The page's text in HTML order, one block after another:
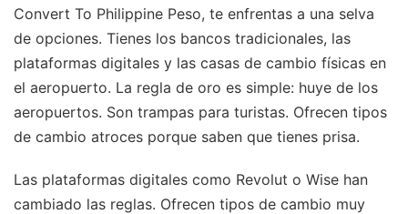
Convert To Philippine Peso, te enfrentas a una selva
de opciones. Tienes los bancos tradicionales, las
plataformas digitales y las casas de cambio físicas en
el aeropuerto. La regla de oro es simple: huye de los
aeropuertos. Son trampas para turistas. Ofrecen tipos
de cambio atroces porque saben que tienes prisa.
Las plataformas digitales como Revolut o Wise han
cambiado las reglas. Ofrecen tipos de cambio muy